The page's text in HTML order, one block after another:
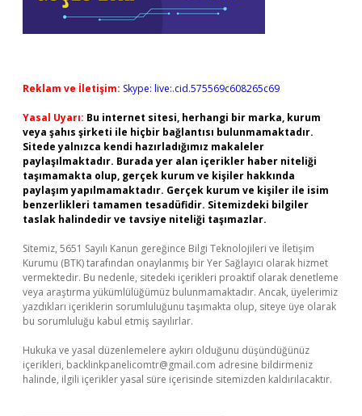
Reklam ve İletişim: Skype: live:.cid.575569c608265c69
Yasal Uyarı: Bu internet sitesi, herhangi bir marka, kurum
veya şahıs şirketi ile hiçbir bağlantısı bulunmamaktadır.
Sitede yalnızca kendi hazırladığımız makaleler
paylaşılmaktadır. Burada yer alan içerikler haber niteliği
taşımamakta olup, gerçek kurum ve kişiler hakkında
paylaşım yapılmamaktadır. Gerçek kurum ve kişiler ile isim
benzerlikleri tamamen tesadüfidir. Sitemizdeki bilgiler
taslak halindedir ve tavsiye niteliği taşımazlar.
Sitemiz, 5651 Sayılı Kanun gereğince Bilgi Teknolojileri ve İletişim
Kurumu (BTK) tarafından onaylanmış bir Yer Sağlayıcı olarak hizmet
vermektedir. Bu nedenle, sitedeki içerikleri proaktif olarak denetleme
veya araştırma yükümlülüğümüz bulunmamaktadır. Ancak, üyelerimiz
yazdıkları içeriklerin sorumluluğunu taşımakta olup, siteye üye olarak
bu sorumluluğu kabul etmiş sayılırlar.
Hukuka ve yasal düzenlemelere aykırı olduğunu düşündüğünüz
içerikleri, backlinkpanelicomtr@gmail.com adresine bildirmeniz
halinde, ilgili içerikler yasal süre içerisinde sitemizden kaldırılacaktır.